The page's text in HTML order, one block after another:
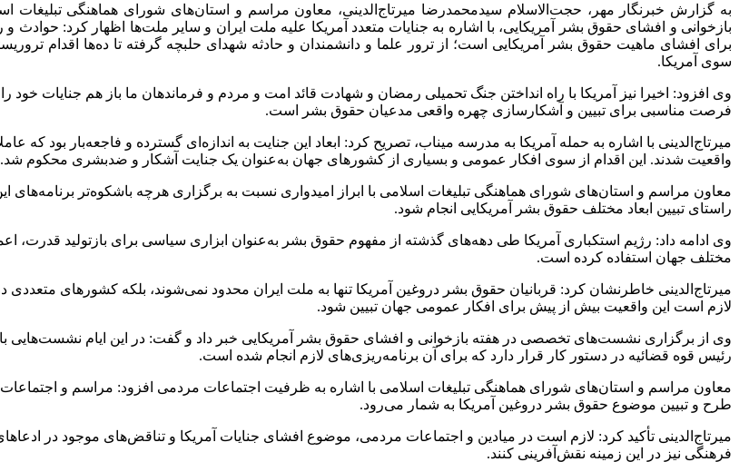
بازخوانی و افشای حقوق بشر آمریکایی، با اشاره به جنایات متعدد آمریکا علیه ملت ایران و سایر ملت‌ها اظهار کرد: حوادث
برای افشای ماهیت حقوق بشر آمریکایی است؛ از ترور علما و دانشمندان و حادثه شهدای حلبچه گرفته تا ده‌ها اقدام
سوی آمریکا.
وی افزود: اخیرا نیز آمریکا با راه انداختن جنگ تحمیلی رمضان و شهادت قائد امت و مردم و فرماندهان ما باز هم جنایات
فرصت مناسبی برای تبیین و آشکارسازی چهره واقعی مدعیان حقوق بشر است.
میرتاج‌الدینی با اشاره به حمله آمریکا به مدرسه میناب، تصریح کرد: ابعاد این جنایت به اندازه‌ای گسترده و فاجعه‌بار بود که
واقعیت شدند. این اقدام از سوی افکار عمومی و بسیاری از کشورهای جهان به‌عنوان یک جنایت آشکار و ضدبشری محکوم شد.
معاون مراسم و استان‌های شورای هماهنگی تبلیغات اسلامی با ابراز امیدواری نسبت به برگزاری هرچه باشکوه‌تر برنامه‌های
راستای تبیین ابعاد مختلف حقوق بشر آمریکایی انجام شود.
وی ادامه داد: رژیم استکباری آمریکا طی دهه‌های گذشته از مفهوم حقوق بشر به‌عنوان ابزاری سیاسی برای بازتولید
مختلف جهان استفاده کرده است.
میرتاج‌الدینی خاطرنشان کرد: قربانیان حقوق بشر دروغین آمریکا تنها به ملت ایران محدود نمی‌شوند، بلکه کشورهای
لازم است این واقعیت بیش از پیش برای افکار عمومی جهان تبیین شود.
وی از برگزاری نشست‌های تخصصی در هفته بازخوانی و افشای حقوق بشر آمریکایی خبر داد و گفت: در این ایام نشست‌هایی
رئیس قوه قضائیه در دستور کار قرار دارد که برای آن برنامه‌ریزی‌های لازم انجام شده است.
معاون مراسم و استان‌های شورای هماهنگی تبلیغات اسلامی با اشاره به ظرفیت اجتماعات مردمی افزود: مراسم و
طرح و تبیین موضوع حقوق بشر دروغین آمریکا به شمار می‌رود.
میرتاج‌الدینی تأکید کرد: لازم است در میادین و اجتماعات مردمی، موضوع افشای جنایات آمریکا و تناقض‌های موجود در
فرهنگی نیز در این زمینه نقش‌آفرینی کنند.